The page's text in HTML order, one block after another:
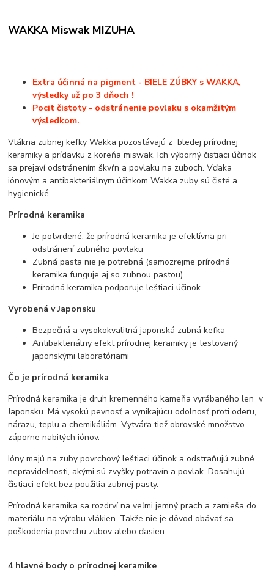
WAKKA Miswak MIZUHA
Extra účinná na pigment - BIELE ZÚBKY s WAKKA,
výsledky už po 3 dňoch !
Pocit čistoty - odstránenie povlaku s okamžitým
výsledkom.
Vlákna zubnej kefky Wakka pozostávajú z bledej prírodnej
keramiky a prídavku z koreňa miswak. Ich výborný čistiaci účinok
sa prejaví odstránením škvŕn a povlaku na zuboch. Vďaka
iónovým a antibakteriálnym účinkom Wakka zuby sú čisté a
hygienické.
Prírodná keramika
Je potvrdené, že prírodná keramika je efektívna pri
odstránení zubného povlaku
Zubná pasta nie je potrebná (samozrejme prírodná
keramika funguje aj so zubnou pastou)
Prírodná keramika podporuje leštiaci účinok
Vyrobená v Japonsku
Bezpečná a vysokokvalitná japonská zubná kefka
Antibakteriálny efekt prírodnej keramiky je testovaný
japonskými laboratóriami
Čo je prírodná keramika
Prírodná keramika je druh kremenného kameňa vyrábaného len v
Japonsku. Má vysokú pevnosť a vynikajúcu odolnosť proti oderu,
nárazu, teplu a chemikáliám. Vytvára tiež obrovské množstvo
záporne nabitých iónov.
Ióny majú na zuby povrchový leštiaci účinok a odstraňujú zubné
nepravidelnosti, akými sú zvyšky potravín a povlak. Dosahujú
čistiaci efekt bez použitia zubnej pasty.
Prírodná keramika sa rozdrví na veľmi jemný prach a zamieša do
materiálu na výrobu vlákien. Takže nie je dôvod obávať sa
poškodenia povrchu zubov alebo ďasien.
4 hlavné body o prírodnej keramike